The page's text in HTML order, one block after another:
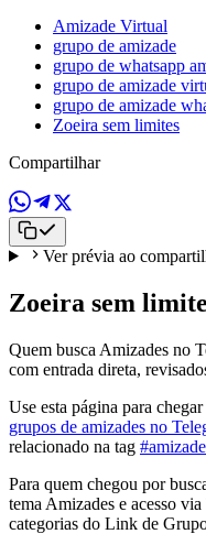
Amizade Virtual
grupo de amizade
grupo de whatsapp
grupo de amizade
grupo de amizade
Zoeira sem limites
Compartilhar
Ver prévia ao
Zoeira sem
Quem busca Amizades no
com entrada direta,
Use esta página para chegar
grupos de amizades no
relacionado na tag
Para quem chegou por
tema Amizades e acesso
categorias do Link de